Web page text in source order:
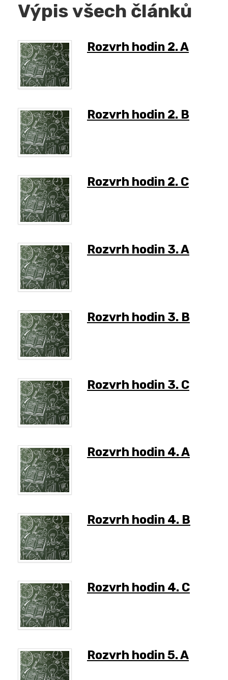
Výpis všech článků
Rozvrh hodin 2. A
Rozvrh hodin 2. B
Rozvrh hodin 2. C
Rozvrh hodin 3. A
Rozvrh hodin 3. B
Rozvrh hodin 3. C
Rozvrh hodin 4. A
Rozvrh hodin 4. B
Rozvrh hodin 4. C
Rozvrh hodin 5. A